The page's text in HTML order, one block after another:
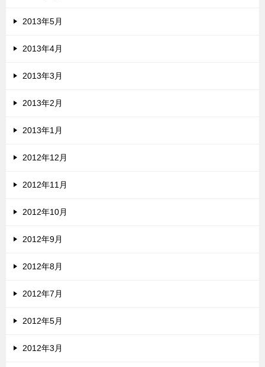
2013年5月
2013年4月
2013年3月
2013年2月
2013年1月
2012年12月
2012年11月
2012年10月
2012年9月
2012年8月
2012年7月
2012年5月
2012年3月